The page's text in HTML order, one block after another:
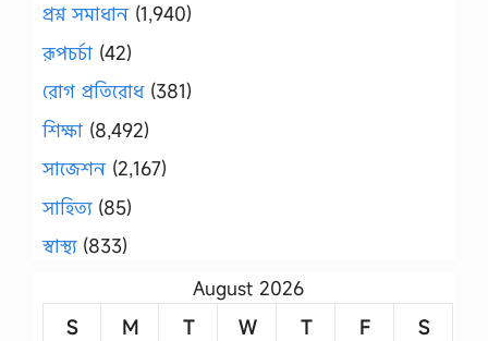
প্রশ্ন সমাধান (1,940)
রূপচর্চা (42)
রোগ প্রতিরোধ(381)
শিক্ষা (8,492)
সাজেশন (2,167)
সাহিত্য(85)
স্বাস্থ্য(833)
August 2026
S
M T W T F
S